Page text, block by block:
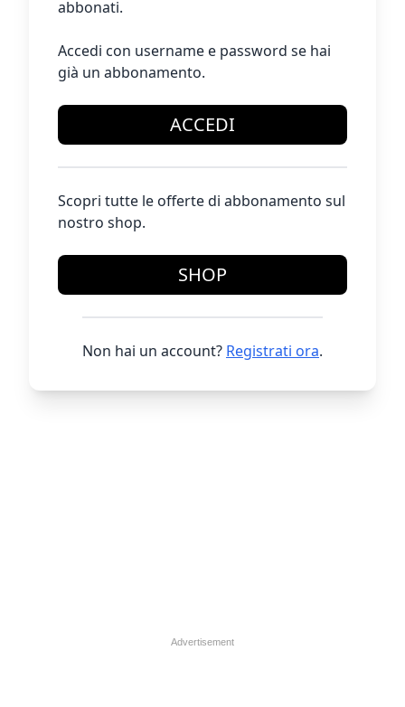
abbonati.
Accedi con username e password se hai
già un abbonamento.
ACCEDI
Scopri tutte le offerte di abbonamento sul
nostro shop.
SHOP
Non hai un account? Registrati ora.